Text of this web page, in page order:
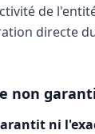
de
directe
non
ni